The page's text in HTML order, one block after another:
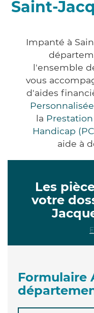
Saint-
Impanté à
l'ensemble
vous
d'aides
la
Handicap
aide à
Les
votre
Formulaire